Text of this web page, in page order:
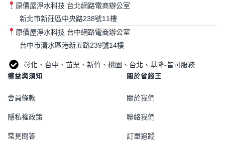
原價屋淨水科技 台北網路電商辦公室
新北市新莊區中央路238號11樓
原價屋淨水科技 台中網路電商辦公室
台中市清水區港新五路239號14樓
彰化、台中、苗栗、新竹、桃園、台北、基隆-皆可服務
權益與須知
會員條款
隱私權政策
常見問答
關於省錢王
關於我們
聯絡我們
訂單追蹤